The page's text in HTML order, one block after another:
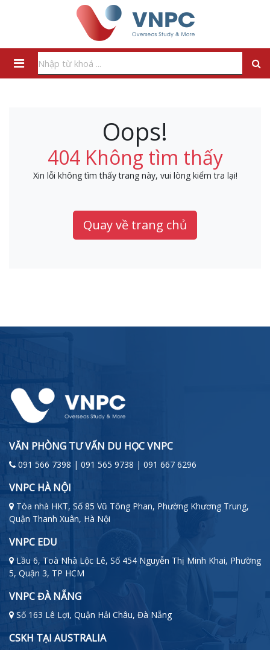
Oops!
404 Không tìm thấy
Xin lỗi không tìm thấy trang này, vui lòng kiểm tra lại!
Quay về trang chủ
VĂN PHÒNG TƯ VẤN DU HỌC VNPC
091 566 7398 | 091 565 9738 | 091 667 6296
VNPC HÀ NỘI
Tòa nhà HKT, Số 85 Vũ Tông Phan, Phường Khương Trung,
Quận Thanh Xuân, Hà Nội
VNPC EDU
Lầu 6, Toà Nhà Lộc Lê, Số 454 Nguyễn Thị Minh Khai, Phường
5, Quận 3, TP HCM
VNPC ĐÀ NẴNG
Số 163 Lê Lợi, Quận Hải Châu, Đà Nẵng
CSKH TẠI AUSTRALIA